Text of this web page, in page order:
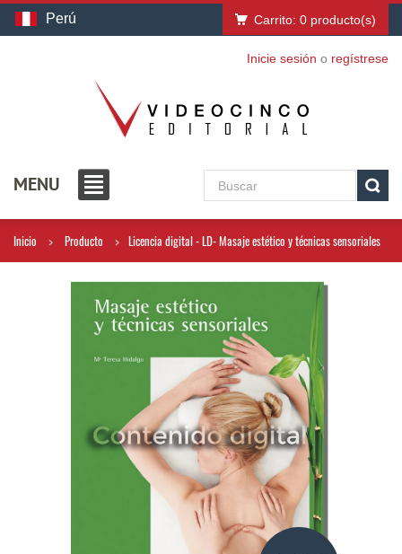
Perú Carrito: 0 producto(s)
Inicie sesión o regístrese
MENU
Inicio Producto Licencia digital - LD- Masaje estético y técnicas sensoriales